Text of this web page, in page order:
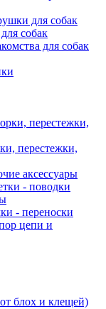
для собак
собак
для собак
перестежки,
аксессуары
- поводки
- переноски
цепи и